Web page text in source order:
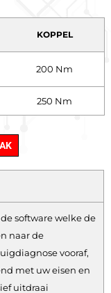
KOPPEL
200 Nm
250 Nm
software welke de
naar de
vooraf,
met uw eisen en
uitdraai